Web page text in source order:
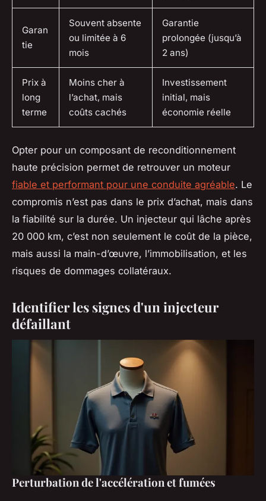
Garan
tie
Souvent absente
ou limitée à 6
mois
Garantie
prolongée (jusqu’à
2 ans)
Prix à
long
terme
Moins cher à
l’achat, mais
coûts cachés
Investissement
initial, mais
économie réelle
Opter pour un composant de reconditionnement
haute précision permet de retrouver un moteur
fiable et performant pour une conduite agréable. Le
compromis n’est pas dans le prix d’achat, mais dans
la fiabilité sur la durée. Un injecteur qui lâche après
20 000 km, c’est non seulement le coût de la pièce,
mais aussi la main-d’œuvre, l’immobilisation, et les
risques de dommages collatéraux.
Identifier les signes d'un injecteur
défaillant
Perturbation de l'accélération et fumées